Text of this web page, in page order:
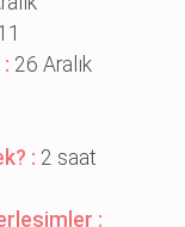
26 Aralık
: 2 saat
: